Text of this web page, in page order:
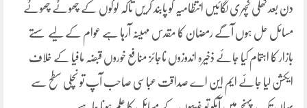
دن بعد کھلی کچہری لگائیں انتظامیہ کو پابند کریں تاکہ لوگوں کے چھوٹے چھوٹے
مسائل حل ہوں آگے رمضان کا مقدس مہینہ آرہا ہے عوام کے لیے سستے
بازار کا اہتمام کیا جائے ذخیرہ اندوزوں ناجائز منافع خوروں قبضہ مافیا کے خلاف
ایکشن لیا جائے ایم این اے صداقت عباسی صاحب آپ تو نچلی سطح سے